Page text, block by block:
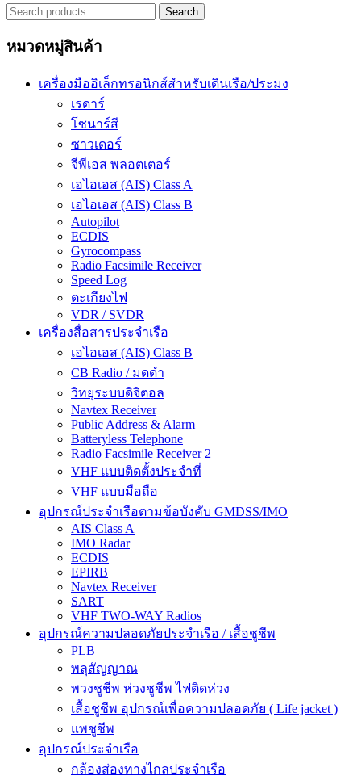
Search
for:
Search
หมวดหมู่สินค้า
เครื่องมืออิเล็กทรอนิกส์สำหรับเดินเรือ/ประมง
เรดาร์
โซนาร์สี
ซาวเดอร์
จีพีเอส พลอตเตอร์
เอไอเอส (AIS) Class A
เอไอเอส (AIS) Class B
Autopilot
ECDIS
Gyrocompass
Radio Facsimile Receiver
Speed Log
ตะเกียงไฟ
VDR / SVDR
เครื่องสื่อสารประจำเรือ
เอไอเอส (AIS) Class B
CB Radio / มดดำ
วิทยุระบบดิจิตอล
Navtex Receiver
Public Address & Alarm
Batteryless Telephone
Radio Facsimile Receiver 2
VHF แบบติดตั้งประจำที่
VHF แบบมือถือ
อุปกรณ์ประจำเรือตามข้อบังคับ GMDSS/IMO
AIS Class A
IMO Radar
ECDIS
EPIRB
Navtex Receiver
SART
VHF TWO-WAY Radios
อุปกรณ์ความปลอดภัยประจำเรือ / เสื้อชูชีพ
PLB
พลุสัญญาณ
พวงชูชีพ ห่วงชูชีพ ไฟติดห่วง
เสื้อชูชีพ อุปกรณ์เพื่อความปลอดภัย ( Life jacket )
แพชูชีพ
อุปกรณ์ประจำเรือ
กล้องส่องทางไกลประจำเรือ